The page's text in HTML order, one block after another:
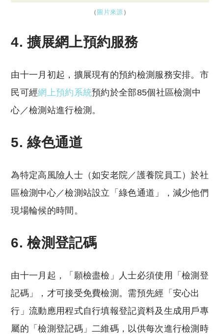
（ 圖片來源 ）
4. 擴展網上預約服務
由十一月初起，擴展現有的預約檢測服務安排。市
民可經網上預約系統預約於全部85個社區檢測中
心／檢測站進行檢測。
5. 綠色通道
為特定高風險人士（如安老院／護養院員工）於社
區檢測中心／檢測站設立「綠色通道」，減少他們
現場輪候的時間。
6. 檢測登記碼
由十一月起，「願檢盡檢」人士必須使用「檢測登
記碼」，才可接受免費檢測。需預先經「安心出
行」流動應用程式自行填報登記資料及生成用戶專
屬的「檢測登記碼」二維碼，以供每次進行檢測時